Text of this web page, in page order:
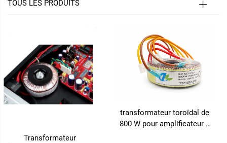
TOUS LES PRODUITS
Transformateur
transformateur toroïdal de
800 W pour amplificateur à